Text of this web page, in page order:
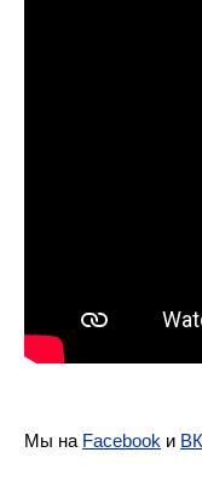
Мы на Facebook и